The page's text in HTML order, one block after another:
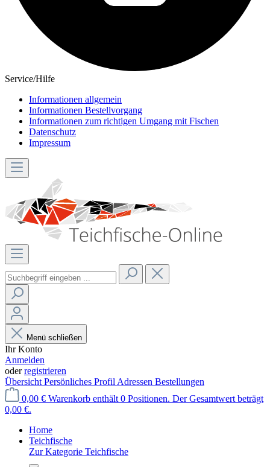
Service/Hilfe
Informationen allgemein
Informationen Bestellvorgang
Informationen zum richtigen Umgang mit Fischen
Datenschutz
Impressum
Menü schließen
Ihr Konto
Anmelden
oderregistrieren
Übersicht Persönliches Profil Adressen Bestellungen
0,00 € Warenkorb enthält 0 Positionen. Der Gesamtwert beträgt
0,00 €.
Home
Teichfische
Zur Kategorie Teichfische